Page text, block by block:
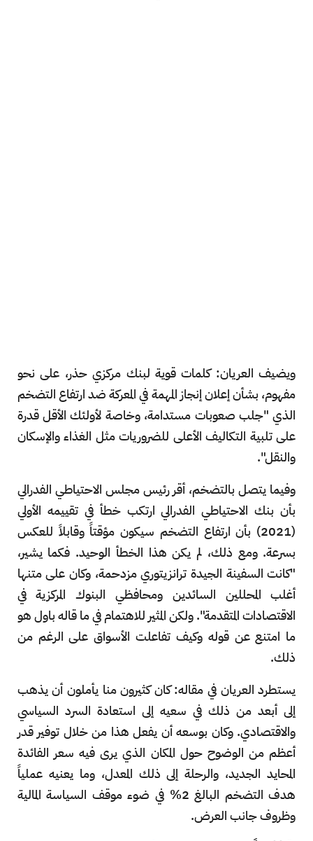
ويضيف العريان: كلمات قوية لبنك مركزي حذر، على نحو
مفهوم، بشأن إعلان إنجاز المهمة في المعركة ضد ارتفاع التضخم
الذي "جلب صعوبات مستدامة، وخاصة لأولئك الأقل قدرة
على تلبية التكاليف الأعلى للضروريات مثل الغذاء والإسكان
والنقل".
وفيما يتصل بالتضخم، أقر رئيس مجلس الاحتياطي الفدرالي
بأن بنك الاحتياطي الفدرالي ارتكب خطأ في تقييمه الأولي
(2021) بأن ارتفاع التضخم سيكون مؤقتاً وقابلاً للعكس
بسرعة. ومع ذلك، لم يكن هذا الخطأ الوحيد. فكما يشير،
"كانت السفينة الجيدة ترانزيتوري مزدحمة، وكان على متنها
أغلب المحللين السائدين ومحافظي البنوك المركزية في
الاقتصادات المتقدمة". ولكن المثير للاهتمام في ما قاله باول هو
ما امتنع عن قوله وكيف تفاعلت الأسواق على الرغم من
ذلك.
يستطرد العريان في مقاله: كان كثيرون منا يأملون أن يذهب
إلى أبعد من ذلك في سعيه إلى استعادة السرد السياسي
والاقتصادي. وكان بوسعه أن يفعل هذا من خلال توفير قدر
أعظم من الوضوح حول المكان الذي يرى فيه سعر الفائدة
المحايد الجديد، والرحلة إلى ذلك المعدل، وما يعنيه عملياً
هدف التضخم البالغ 2% في ضوء موقف السياسة المالية
وظروف جانب العرض.